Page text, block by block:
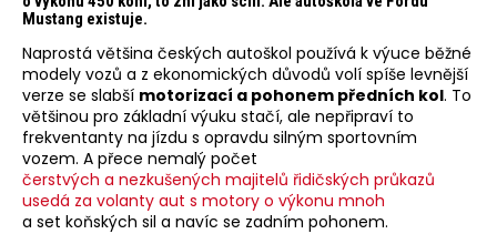
Mustang existuje.
Naprostá většina českých autoškol používá k výuce běžné
modely vozů a z ekonomických důvodů volí spíše levnější
verze se slabší motorizací a pohonem předních kol. To
většinou pro základní výuku stačí, ale nepřipraví to
frekventanty na jízdu s opravdu silným sportovním
vozem. A přece nemalý počet
čerstvých a nezkušených majitelů řidičských průkazů
usedá za volanty aut s motory o výkonu mnoh
a set koňských sil a navíc se zadním pohonem.